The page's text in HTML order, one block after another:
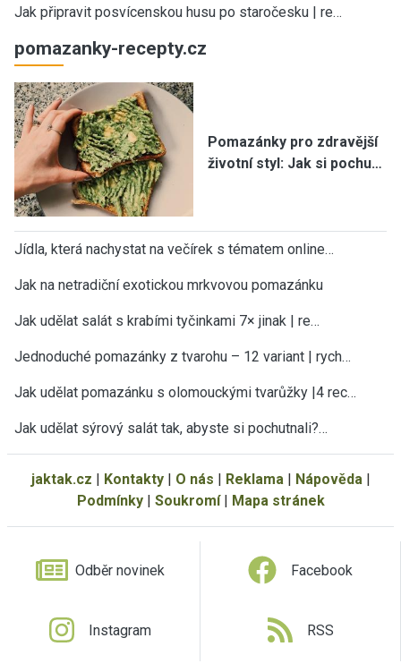
Jak připravit posvícenskou husu po staročesku | re…
pomazanky-recepty.cz
Pomazánky pro zdravější
životní styl: Jak si pochu…
Jídla, která nachystat na večírek s tématem online…
Jak na netradiční exotickou mrkvovou pomazánku
Jak udělat salát s krabími tyčinkami 7× jinak | re…
Jednoduché pomazánky z tvarohu – 12 variant | rych…
Jak udělat pomazánku s olomouckými tvarůžky |4 rec…
Jak udělat sýrový salát tak, abyste si pochutnali?…
jaktak.cz | Kontakty| O nás | Reklama | Nápověda |
Podmínky| Soukromí| Mapa stránek
Odběr novinek Facebook
Instagram RSS